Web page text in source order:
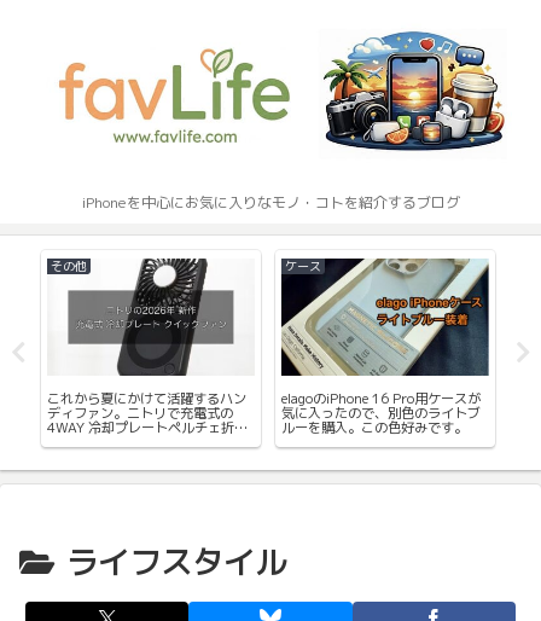
iPhoneを中心にお気に入りなモノ・コトを紹介するブログ
その他
これから夏にかけて活躍するハン
ディファン。ニトリで充電式の
4WAY 冷却プレートペルチェ折り
ケース
elagoのiPhone 16 Pro用ケースが
気に入ったので、別色のライトブ
ルーを購入。この色好みです。
ライフスタイル